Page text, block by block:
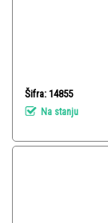
Šifra: 14855
Na stanju